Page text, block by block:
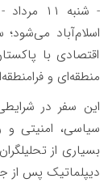
- شنبه ۱۱ مرداد - به دعوت رسمی
اسلام‌آباد
اقتصادی با
منطقه‌ای و
این سفر در
سیاسی، امنیتی و
بسیاری از
دیپلماتیک پس